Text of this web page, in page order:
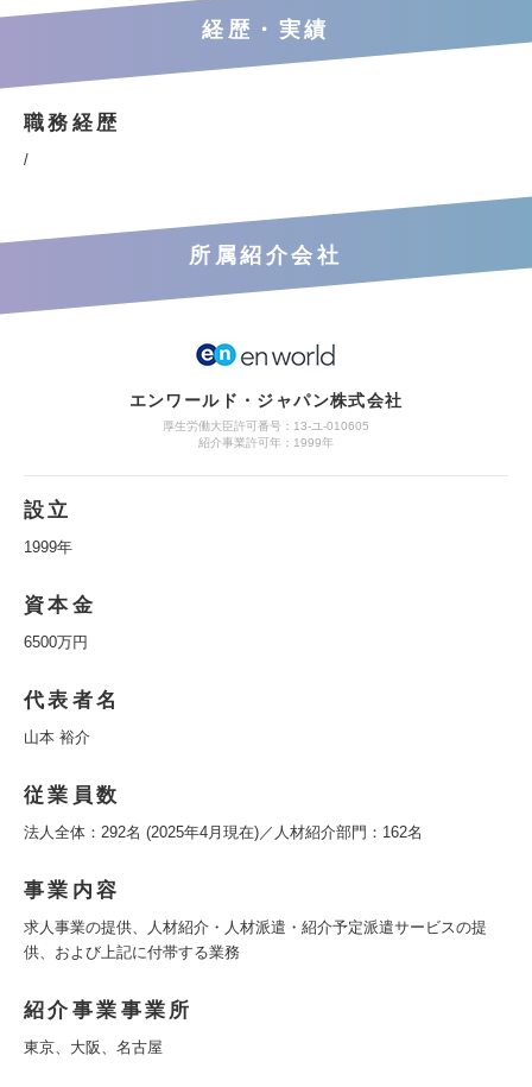
経歴・実績
職務経歴
/
所属紹介会社
エンワールド・ジャパン株式会社
厚生労働大臣許可番号：13-ユ-010605
紹介事業許可年：1999年
設立
1999年
資本金
6500万円
代表者名
山本 裕介
従業員数
法人全体：292名 (2025年4月現在)／人材紹介部門：162名
事業内容
求人事業の提供、人材紹介・人材派遣・紹介予定派遣サービスの提
供、および上記に付帯する業務
紹介事業事業所
東京、大阪、名古屋